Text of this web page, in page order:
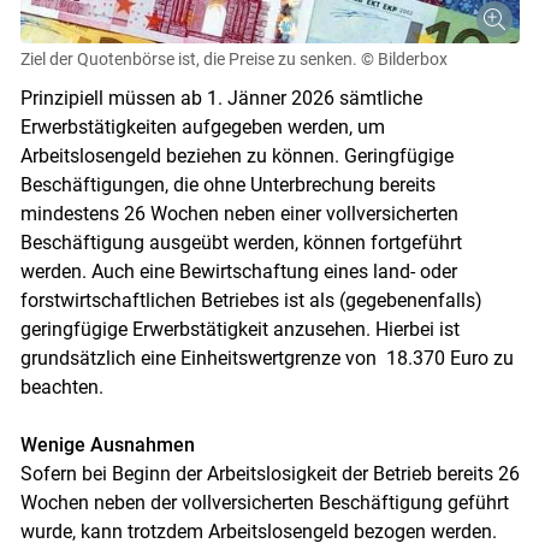
Skip to main content
Ziel der Quotenbörse ist, die Preise zu senken. © Bilderbox
Prinzipiell müssen ab 1. Jänner 2026 sämtliche
Erwerbstätigkeiten aufgegeben werden, um
Arbeitslosengeld beziehen zu können. Geringfügige
Beschäftigungen, die ohne Unterbrechung bereits
mindestens 26 Wochen neben einer vollversicherten
Beschäftigung ausgeübt werden, können fortgeführt
werden. Auch eine Bewirtschaftung eines land- oder
forstwirtschaftlichen Betriebes ist als (gegebenenfalls)
geringfügige Erwerbstätigkeit anzusehen. Hierbei ist
grundsätzlich eine Einheitswertgrenze von 18.370 Euro zu
beachten.
Wenige Ausnahmen
Sofern bei Beginn der Arbeitslosigkeit der Betrieb bereits 26
Wochen neben der vollversicherten Beschäftigung geführt
wurde, kann trotzdem Arbeitslosengeld bezogen werden.